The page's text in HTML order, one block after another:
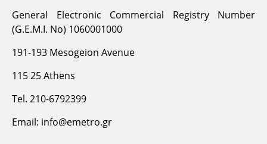
General Electronic Commercial Registry Number
(G.E.M.I. No) 1060001000
191-193 Mesogeion Avenue
115 25 Athens
Tel. 210-6792399
Email: info@emetro.gr